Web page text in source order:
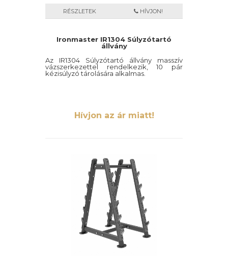
RÉSZLETEK HÍVJON!
Ironmaster IR1304 Súlyzótartó
állvány
Az IR1304 Súlyzótartó állvány masszív
vázszerkezettel rendelkezik, 10 pár
kézisúlyzó tárolására alkalmas.
Hívjon az ár miatt!